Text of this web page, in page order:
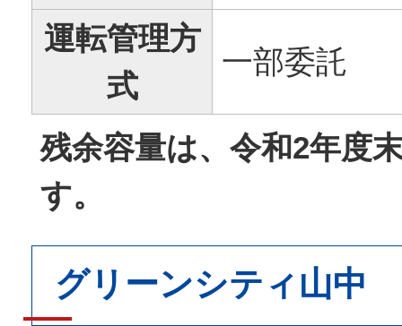
運転管理方
式
一部委託
残余容量は、令和2年度
す。
グリーンシティ山中